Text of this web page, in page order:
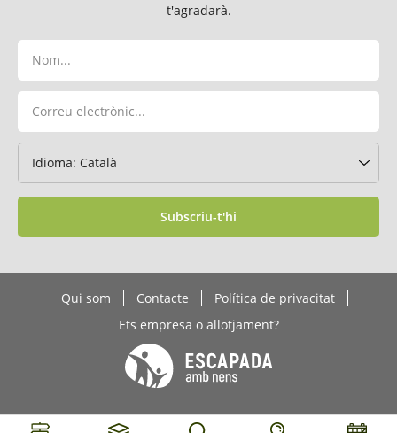
t'agradarà.
Subscriu-t'hi
Qui som Contacte
Política de privacitat
Ets empresa o allotjament?